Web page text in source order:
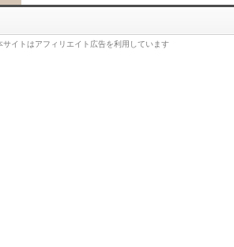
イトはアフィリエイト広告を利用しています